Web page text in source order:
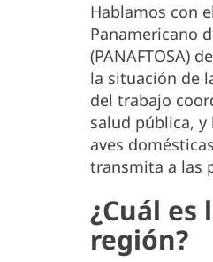
Hablamos con
Panamericano
(PANAFTOSA)
la situación de
del trabajo
salud pública,
aves
transmita a las
¿Cuál
región?